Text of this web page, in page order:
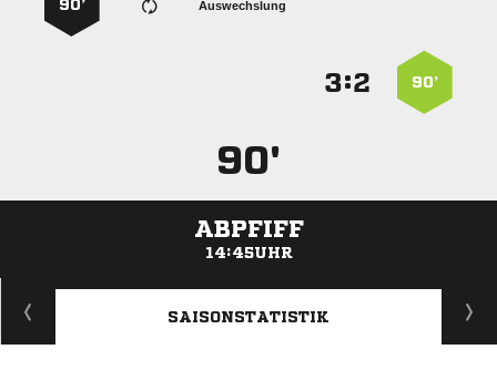
Auswechslung
90’
90’
:
90'
ABPFIFF
14:45UHR
ANZEIGE
SAISONSTATISTIK